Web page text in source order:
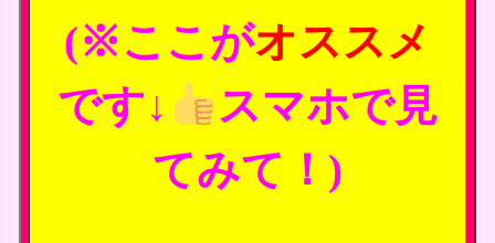
(※ここがオススメ
です↓
スマホで見
てみて！)